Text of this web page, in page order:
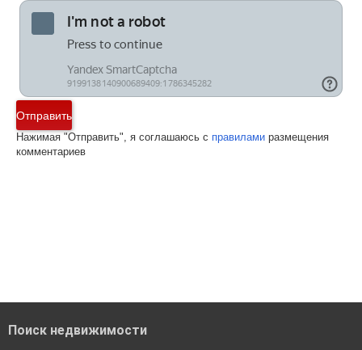
Отправить
Нажимая "Отправить", я соглашаюсь с правилами размещения
комментариев
Поиск недвижимости